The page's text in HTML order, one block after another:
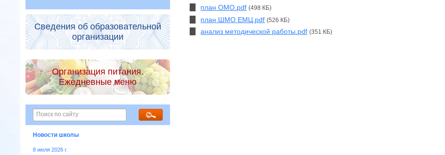
Сведения об образовательной
организации
Организация питания.
Ежедневные меню
Новости школы
8 июля 2026 г.
план ОМО.pdf (498 КБ)
план ШМО ЕМЦ.pdf (526 КБ)
анализ методической работы.pdf (351 КБ)